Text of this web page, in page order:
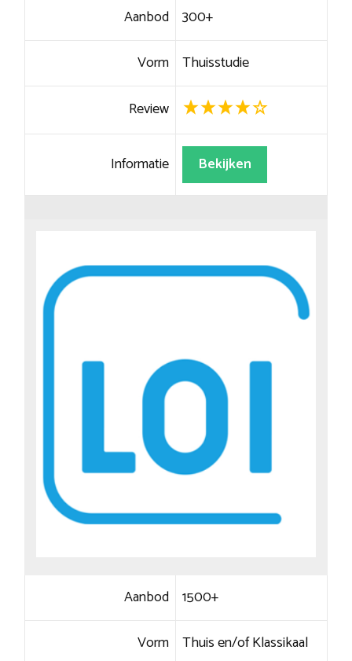
Aanbod 300+
Vorm Thuisstudie
Review
Informatie Bekijken
Aanbod 1500+
Vorm Thuis en/of Klassikaal